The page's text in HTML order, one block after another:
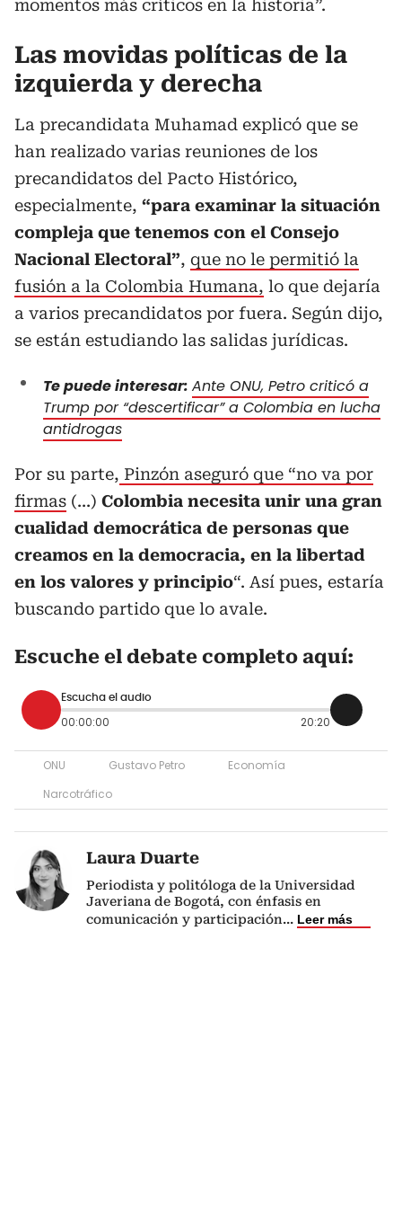
momentos más críticos en la historia”.
Las movidas políticas de la
izquierda y derecha
La precandidata Muhamad explicó que se
han realizado varias reuniones de los
precandidatos del Pacto Histórico,
especialmente, “para examinar la situación
compleja que tenemos con el Consejo
Nacional Electoral”, que no le permitió la
fusión a la Colombia Humana, lo que dejaría
a varios precandidatos por fuera. Según dijo,
se están estudiando las salidas jurídicas.
Te puede interesar: Ante ONU, Petro criticó a
Trump por “descertificar” a Colombia en lucha
antidrogas
Por su parte, Pinzón aseguró que “no va por
firmas (...) Colombia necesita unir una gran
cualidad democrática de personas que
creamos en la democracia, en la libertad
en los valores y principio“. Así pues, estaría
buscando partido que lo avale.
Escuche el debate completo aquí:
Escucha el audio
00:00:00 20:20
ONU Gustavo Petro
Economía
Narcotráfico
Laura Duarte
Periodista y politóloga de la Universidad
Javeriana de Bogotá, con énfasis en
comunicación y participación... Leer más